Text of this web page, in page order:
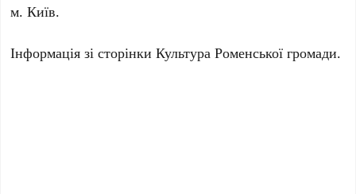
м. Київ.
Інформація зі сторінки Культура Роменської громади.